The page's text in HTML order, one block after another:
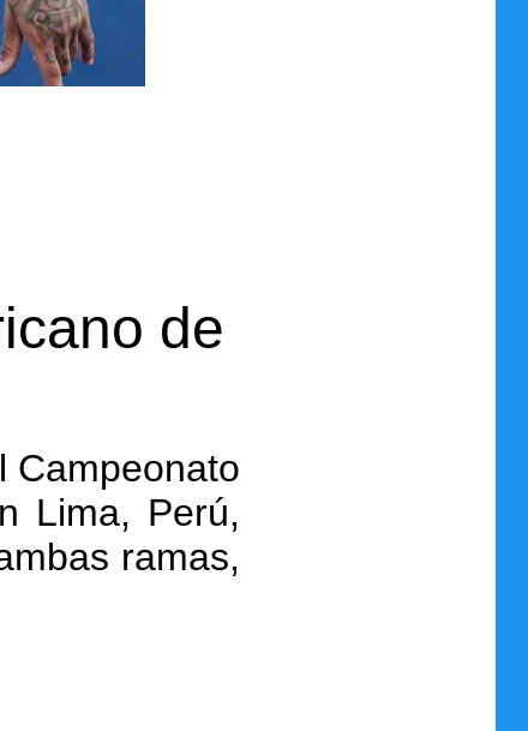
de
Campeonato
Lima, Perú,
ramas,